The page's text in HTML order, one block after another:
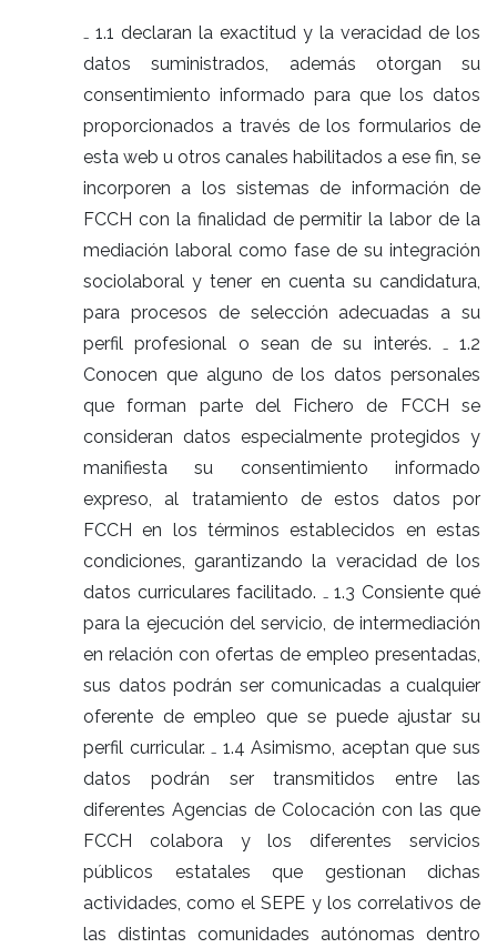
₋ 1.1 declaran la exactitud y la veracidad de los
datos suministrados, además otorgan su
consentimiento informado para que los datos
proporcionados a través de los formularios de
esta web u otros canales habilitados a ese fin, se
incorporen a los sistemas de información de
FCCH con la finalidad de permitir la labor de la
mediación laboral como fase de su integración
sociolaboral y tener en cuenta su candidatura,
para procesos de selección adecuadas a su
perfil profesional o sean de su interés. ₋ 1.2
Conocen que alguno de los datos personales
que forman parte del Fichero de FCCH se
consideran datos especialmente protegidos y
manifiesta su consentimiento informado
expreso, al tratamiento de estos datos por
FCCH en los términos establecidos en estas
condiciones, garantizando la veracidad de los
datos curriculares facilitado. ₋ 1.3 Consiente qué
para la ejecución del servicio, de intermediación
en relación con ofertas de empleo presentadas,
sus datos podrán ser comunicadas a cualquier
oferente de empleo que se puede ajustar su
perfil curricular. ₋ 1.4 Asimismo, aceptan que sus
datos podrán ser transmitidos entre las
diferentes Agencias de Colocación con las que
FCCH colabora y los diferentes servicios
públicos estatales que gestionan dichas
actividades, como el SEPE y los correlativos de
las distintas comunidades autónomas dentro